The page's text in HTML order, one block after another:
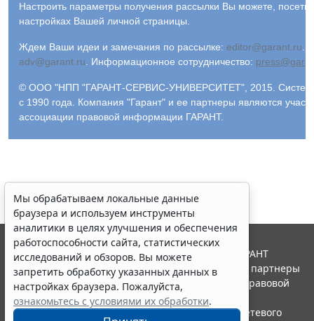
Настроить параметры получения рассылки Вы можете,
настройках Вашей личной страницы.
Ждем Ваши идеи и замечания по рассылке: editor@garant.ru.
adv@garant.ru. Информационное сотрудничество:
© ООО "НПП "ГАРАНТ-СЕРВИС-УНИВЕРСИТЕТ", 2015. Система
с 1990 года. Компания "Гарант" и ее партнеры являются
ассоциации правовой информации ГАРАНТ.
Мы обрабатываем локальные данные
браузера и используем инструменты
аналитики в целях улучшения и обеспечения
работоспособности сайта, статистических
исследований и обзоров. Вы можете
запретить обработку указанных данных в
настройках браузера. Пожалуйста,
ознакомьтесь с условиями их обработки.
© ООО "НПП "ГАРАНТ-СЕРВИС", 2026. Система ГАРАНТ
выпускается с 1990 года. Компания "Гарант" и ее партнеры
являются участниками Российской ассоциации правовой
информации ГАРАНТ.
Портал ГАРАНТ.РУ зарегистрирован в качестве сетевого